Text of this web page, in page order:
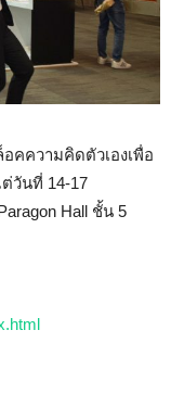
คความคิดตัวเองเพื่อ
วันที่ 14-17
Hall ชั้น 5